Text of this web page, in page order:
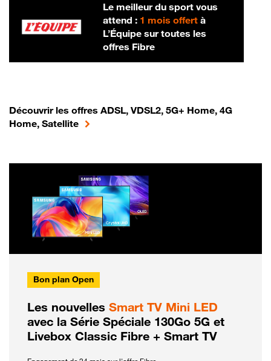
Le meilleur du sport vous
attend : 1 mois offertà
L’Équipe sur toutes les
offres Fibre
Découvrir les offres ADSL, VDSL2, 5G+ Home, 4G
Home, Satellite
Bon plan Open
Les nouvelles Smart TV Mini LED
avec la Série Spéciale 130Go 5G et
Livebox Classic Fibre + Smart TV